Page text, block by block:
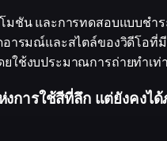
มชัน และการทดสอบแบบชำร
อารมณ์และสไตล์ของวิดีโอที่
ใช้งบประมาณการถ่ายทำเท่
การใช้สีที่ลึก แต่ยังคงไ